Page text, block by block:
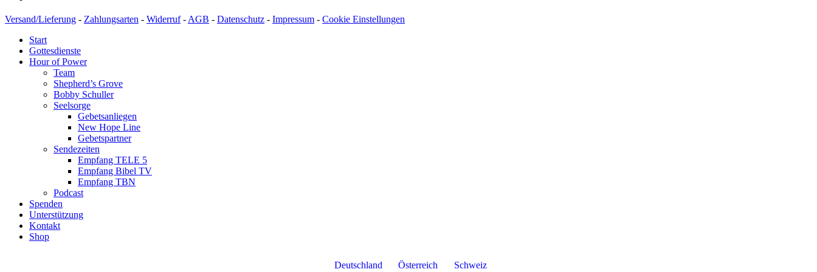
Versand/Lieferung - Zahlungsarten - Widerruf- AGB - Datenschutz - Impressum - Cookie Einstellungen
Start
Gottesdienste
Hour of Power
Team
Shepherd’s Grove
Bobby Schuller
Seelsorge
Gebetsanliegen
New Hope Line
Gebetspartner
Sendezeiten
Empfang TELE 5
Empfang Bibel TV
Empfang TBN
Podcast
Spenden
Unterstützung
Kontakt
Shop
Deutschland Österreich Schweiz